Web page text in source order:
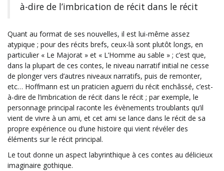
à-dire de l’imbrication de récit dans le récit
Quant au format de ses nouvelles, il est lui-même assez
atypique ; pour des récits brefs, ceux-là sont plutôt longs, en
particulier « Le Majorat » et « L’Homme au sable » ; c’est que,
dans la plupart de ces contes, le niveau narratif initial ne cesse
de plonger vers d’autres niveaux narratifs, puis de remonter,
etc… Hoffmann est un praticien aguerri du récit enchâssé, c’est-
à-dire de l’imbrication de récit dans le récit ; par exemple, le
personnage principal raconte les évènements troublants qu’il
vient de vivre à un ami, et cet ami se lance dans le récit de sa
propre expérience ou d’une histoire qui vient révéler des
éléments sur le récit principal.
Le tout donne un aspect labyrinthique à ces contes au délicieux
imaginaire gothique.